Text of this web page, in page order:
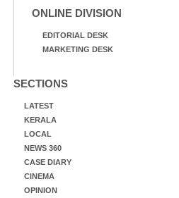
ONLINE DIVISION
EDITORIAL DESK
MARKETING DESK
SECTIONS
LATEST
KERALA
LOCAL
NEWS 360
CASE DIARY
CINEMA
OPINION